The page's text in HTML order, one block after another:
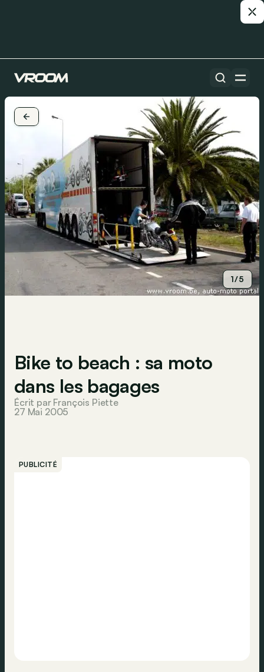
1/5
Bike to beach : sa moto
dans les bagages
Écrit par François Piette
27 Mai 2005
PUBLICITÉ